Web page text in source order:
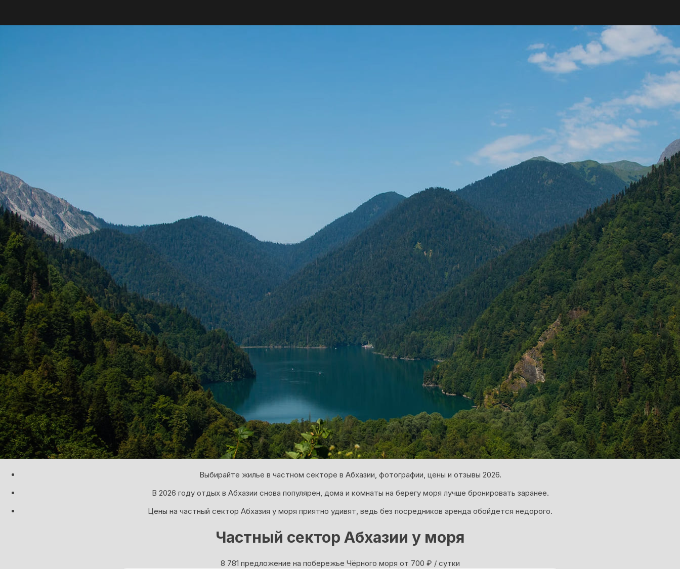
Выбирайте жилье в частном секторе в Абхазии, фотографии, цены и отзывы 2026.
В 2026 году отдых в Абхазии снова популярен, дома и комнаты на берегу моря лучше бронировать заранее.
Цены на частный сектор Абхазия у моря приятно удивят, ведь без посредников аренда обойдется недорого.
Частный сектор Абхазии у моря
8 781 предложение на побережье Чёрного моря oт 700 ₽ / сутки